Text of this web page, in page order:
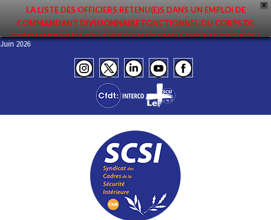
X
LA LISTE DES OFFICIERS RETENU(E)S DANS UN EMPLOI DE
COMMANDANT DIVISIONNAIRE FONCTIONNEL DU CORPS DE
COMMANDEMENT DE LA POLICE NATIONALE DANS LE CADRE DU
PREMIER MOUVEMENT 2026 A ÉTÉ DIFFUSÉE. ELLE EST DISPONIBLE EN
PAGES PROTÉGÉES DU SITE. FÉLICITATIONS AUX NOMMÉ(E)S !
– Juin 2026